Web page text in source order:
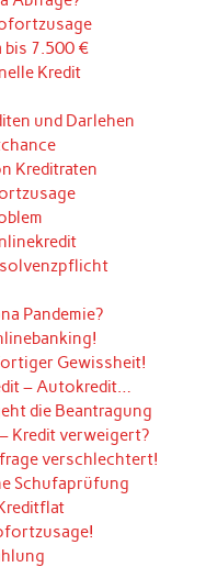
bis 7.500 €
Kredit
und Darlehen
Kreditraten
Pandemie?
Gewissheit!
– Autokredit…
die Beantragung
Kredit verweigert?
verschlechtert!
Schufaprüfung